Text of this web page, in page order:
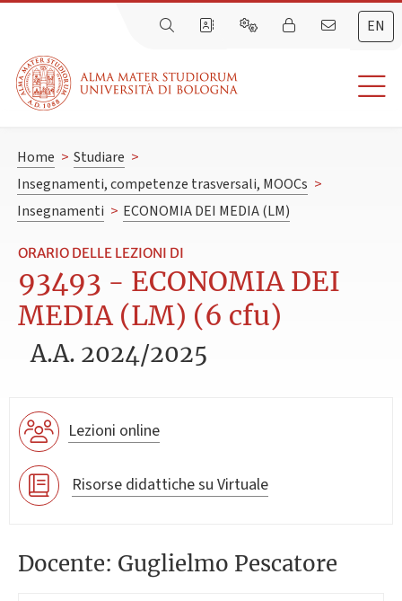
EN
Home > Studiare >
Insegnamenti, competenze trasversali, MOOCs >
Insegnamenti > ECONOMIA DEI MEDIA (LM)
ORARIO DELLE LEZIONI DI
93493 - ECONOMIA DEI
MEDIA (LM) (6 cfu)
A.A. 2024/2025
Lezioni online
Risorse didattiche su Virtuale
Docente: Guglielmo Pescatore